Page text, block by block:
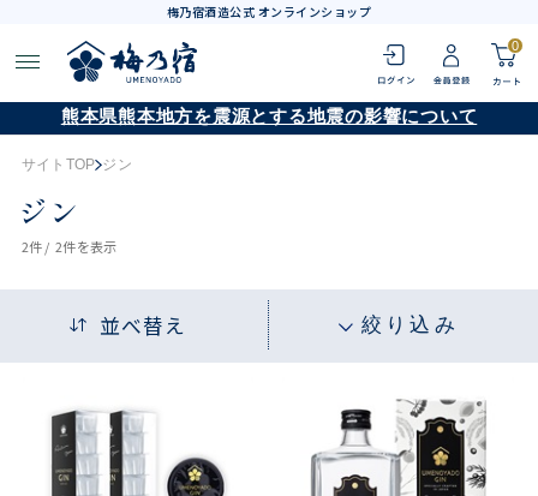
梅乃宿酒造公式 オンラインショップ
0
熊本県熊本地方を震源とする地震の影響について
サイトTOP ジン
ジン
2件 / 2件を表示
並べ替え 絞り込み